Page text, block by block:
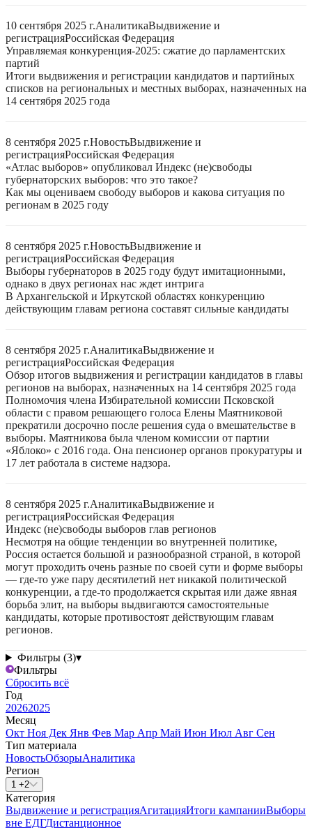
10 сентября 2025 г.АналитикаВыдвижение и
регистрацияРоссийская Федерация
Управляемая конкуренция-2025: сжатие до парламентских
партий
Итоги выдвижения и регистрации кандидатов и партийных
списков на региональных и местных выборах, назначенных на
14 сентября 2025 года
8 сентября 2025 г.НовостьВыдвижение и
регистрацияРоссийская Федерация
«Атлас выборов» опубликовал Индекс (не)свободы
губернаторских выборов: что это такое?
Как мы оцениваем свободу выборов и какова ситуация по
регионам в 2025 году
8 сентября 2025 г.НовостьВыдвижение и
регистрацияРоссийская Федерация
Выборы губернаторов в 2025 году будут имитационными,
однако в двух регионах нас ждет интрига
В Архангельской и Иркутской областях конкуренцию
действующим главам региона составят сильные кандидаты
8 сентября 2025 г.АналитикаВыдвижение и
регистрацияРоссийская Федерация
Обзор итогов выдвижения и регистрации кандидатов в главы
регионов на выборах, назначенных на 14 сентября 2025 года
Полномочия члена Избирательной комиссии Псковской
области с правом решающего голоса Елены Маятниковой
прекратили досрочно после решения суда о вмешательстве в
выборы. Маятникова была членом комиссии от партии
«Яблоко» с 2016 года. Она пенсионер органов прокуратуры и
17 лет работала в системе надзора.
8 сентября 2025 г.АналитикаВыдвижение и
регистрацияРоссийская Федерация
Индекс (не)свободы выборов глав регионов
Несмотря на общие тенденции во внутренней политике,
Россия остается большой и разнообразной страной, в которой
могут проходить очень разные по своей сути и форме выборы
— где-то уже пару десятилетий нет никакой политической
конкуренции, а где-то продолжается скрытая или даже явная
борьба элит, на выборы выдвигаются самостоятельные
кандидаты, которые противостоят действующим главам
регионов.
Фильтры (3)▾
Фильтры
Сбросить всё
Год
20262025
Месяц
Окт Ноя Дек Янв Фев Мар Апр Май Июн Июл Авг Сен
Тип материала
НовостьОбзорыАналитика
Регион
1 +2
Категория
Выдвижение и регистрацияАгитацияИтоги кампанииВыборы
вне ЕДГДистанционное